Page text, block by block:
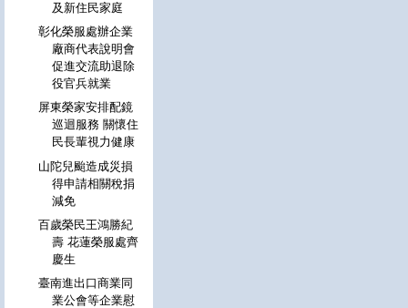
及新住民家庭
彰化榮服處辦企業
廠商代表說明會
促進交流助退除
役官兵就業
屏東榮家安排配鏡
巡迴服務 關懷住
民長輩視力健康
山陀兒颱造成災損
得申請相關稅捐
減免
百歲榮民王鴻勝紀
壽 花蓮榮服處齊
慶生
臺南進出口商業同
業公會等企業慰